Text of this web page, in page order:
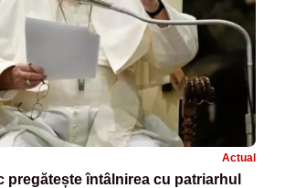
Actual
pregătește întâlnirea cu patriarhul